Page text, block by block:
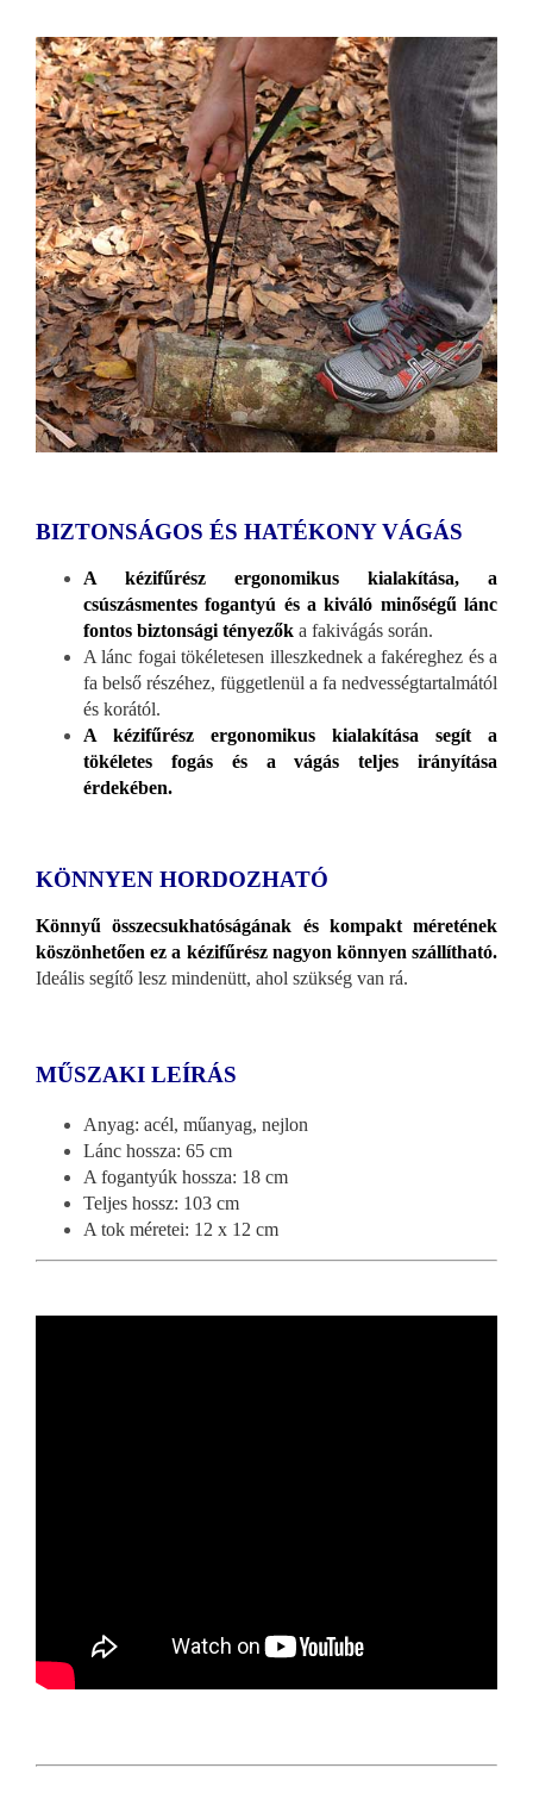
BIZTONSÁGOS ÉS HATÉKONY VÁGÁS
A kézifűrész ergonomikus kialakítása, a
csúszásmentes fogantyú és a kiváló minőségű lánc
fontos biztonsági tényezők a fakivágás során.
A lánc fogai tökéletesen illeszkednek a fakéreghez és a
fa belső részéhez, függetlenül a fa nedvességtartalmától
és korától.
A kézifűrész ergonomikus kialakítása segít a
tökéletes fogás és a vágás teljes irányítása
érdekében.
KÖNNYEN HORDOZHATÓ
Könnyű összecsukhatóságának és kompakt méretének
köszönhetően ez a kézifűrész nagyon könnyen szállítható.
Ideális segítő lesz mindenütt, ahol szükség van rá.
MŰSZAKI LEÍRÁS
Anyag: acél, műanyag, nejlon
Lánc hossza: 65 cm
A fogantyúk hossza: 18 cm
Teljes hossz: 103 cm
A tok méretei: 12 x 12 cm